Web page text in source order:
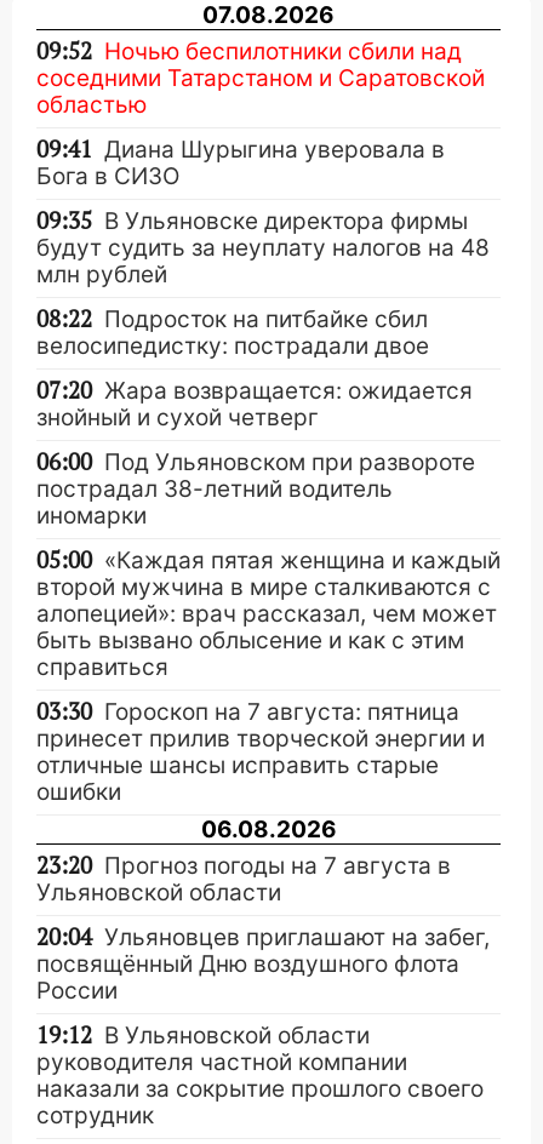
07.08.2026
09:52 Ночью беспилотники сбили над
соседними Татарстаном и Саратовской
областью
09:41 Диана Шурыгина уверовала в
Бога в СИЗО
09:35 В Ульяновске директора фирмы
будут судить за неуплату налогов на 48
млн рублей
08:22 Подросток на питбайке сбил
велосипедистку: пострадали двое
07:20 Жара возвращается: ожидается
знойный и сухой четверг
06:00 Под Ульяновском при развороте
пострадал 38-летний водитель
иномарки
05:00 «Каждая пятая женщина и каждый
второй мужчина в мире сталкиваются с
алопецией»: врач рассказал, чем может
быть вызвано облысение и как с этим
справиться
03:30 Гороскоп на 7 августа: пятница
принесет прилив творческой энергии и
отличные шансы исправить старые
ошибки
06.08.2026
23:20 Прогноз погоды на 7 августа в
Ульяновской области
20:04 Ульяновцев приглашают на забег,
посвящённый Дню воздушного флота
России
19:12 В Ульяновской области
руководителя частной компании
наказали за сокрытие прошлого своего
сотрудник